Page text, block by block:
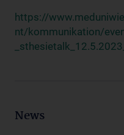
https://
nt/kommunikation/
News